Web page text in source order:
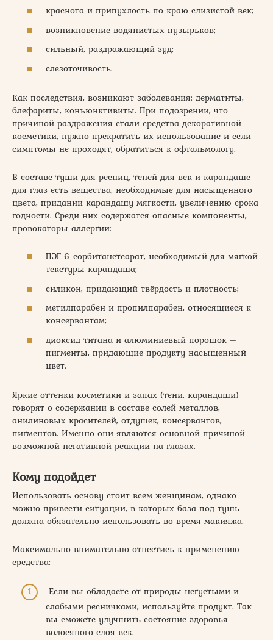
краснота и припухлость по краю слизистой век;
возникновение водянистых пузырьков;
сильный, раздражающий зуд;
слезоточивость.
Как последствия, возникают заболевания: дерматиты,
блефариты, конъюнктивиты. При подозрении, что
причиной раздражения стали средства декоративной
косметики, нужно прекратить их использование и если
симптомы не проходят, обратиться к офтальмологу.
В составе туши для ресниц, теней для век и карандаше
для глаз есть вещества, необходимые для насыщенного
цвета, придании карандашу мягкости, увеличению срока
годности. Среди них содержатся опасные компоненты,
провокаторы аллергии:
ПЭГ-6 сорбитанстеарат, необходимый для мягкой
текстуры карандаша;
силикон, придающий твёрдость и плотность;
метилпарабен и пропилпарабен, относящиеся к
консервантам;
диоксид титана и алюминиевый порошок –
пигменты, придающие продукту насыщенный
цвет.
Яркие оттенки косметики и запах (тени, карандаши)
говорят о содержании в составе солей металлов,
анилиновых красителей, отдушек, консервантов,
пигментов. Именно они являются основной причиной
возможной негативной реакции на глазах.
Кому подойдет
Использовать основу стоит всем женщинам, однако
можно привести ситуации, в которых база под тушь
должна обязательно использовать во время макияжа.
Максимально внимательно отнестись к применению
средства:
Если вы обладаете от природы негустыми и
слабыми ресничками, используйте продукт. Так
вы сможете улучшить состояние здоровья
волосяного слоя век.